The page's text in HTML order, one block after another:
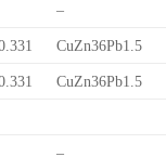
–
CuZn36Pb1.5
CuZn36Pb1.5
–